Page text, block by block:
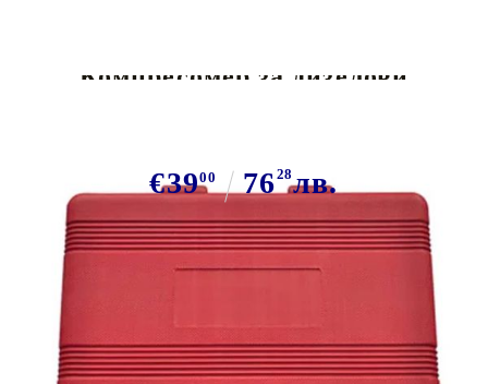
Компресомер за дизелови
€3900 7628лв.
В наличност: 16 бр.
Безплатна доставка до адрес при плащане по банков път